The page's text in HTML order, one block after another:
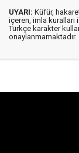
UYARI: Küfür,
içeren, imla kuralları
Türkçe karakter
onaylanmamaktadır.